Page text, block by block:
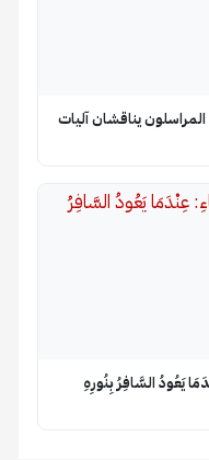
يناقشان آليات
يَعُودُ السَّافِرُ بِنُورِهِ